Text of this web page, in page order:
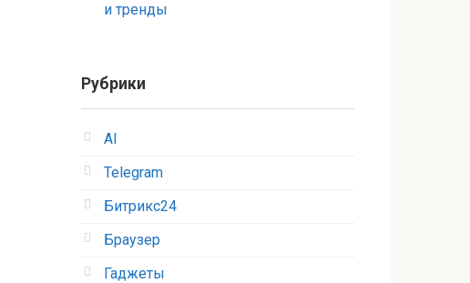
и тренды
Рубрики
AI
Telegram
Битрикс24
Браузер
Гаджеты